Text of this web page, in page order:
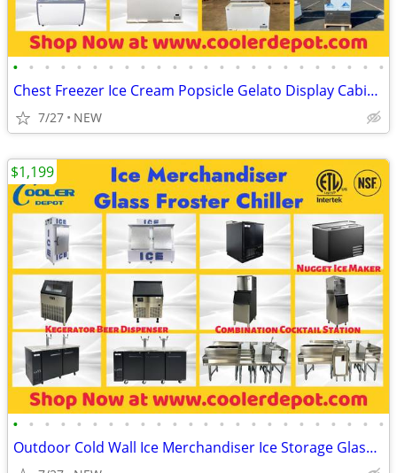
• • • • • • • • • • • • • • • • • • • • • • • •
Chest Freezer Ice Cream Popsicle Gelato Display Cabinet
7/27 NEW
• • • • • • • • • • • • • • • • • • • • • • • •
Outdoor Cold Wall Ice Merchandiser Ice Storage Glass Froster Chiller
$1,199